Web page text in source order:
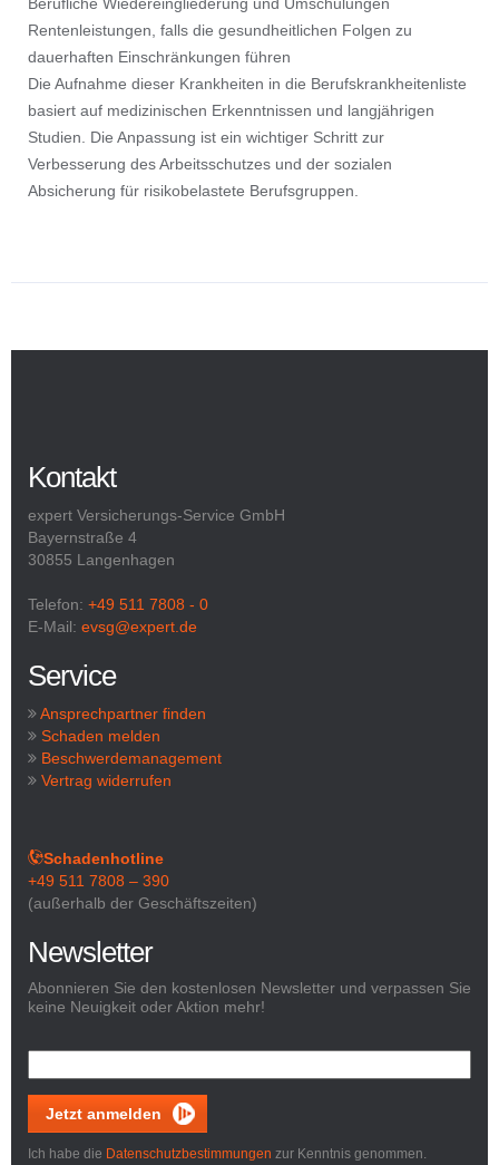
Rentenleistungen, falls die gesundheitlichen Folgen zu
dauerhaften Einschränkungen führen
Die Aufnahme dieser Krankheiten in die Berufskrankheitenliste
basiert auf medizinischen Erkenntnissen und langjährigen
Studien. Die Anpassung ist ein wichtiger Schritt zur
Verbesserung des Arbeitsschutzes und der sozialen
Absicherung für risikobelastete Berufsgruppen.
Kontakt
expert Versicherungs-Service GmbH
Bayernstraße 4
30855 Langenhagen
Telefon: +49 511 7808 - 0
E-Mail: evsg@expert.de
Service
Ansprechpartner finden
Schaden melden
Beschwerdemanagement
Vertrag widerrufen
Schadenhotline
+49 511 7808 – 390
(außerhalb der Geschäftszeiten)
Newsletter
Abonnieren Sie den kostenlosen Newsletter und verpassen Sie
keine Neuigkeit oder Aktion mehr!
Jetzt anmelden
Ich habe die Datenschutzbestimmungen zur Kenntnis genommen.